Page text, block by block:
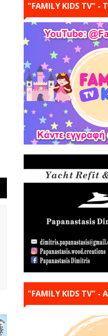
"FAMILY KIDS TV" -
"FAMILY KIDS TV"